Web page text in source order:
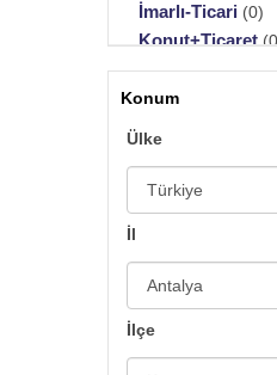
İmarlı-Ticari (0)
Konut+Ticaret
Maden Ocağı(0)
Muhtelif Arsa
Sit Alanı
Tarla(0)
Turistik Arsa
Zeytinlik
Merkezi İş Alanı
Konum
Ülke
İl
İlçe